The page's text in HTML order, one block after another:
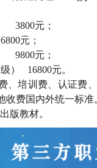
3800元；
6800元；
9800元；
） 16800元。
、培训费、认证费
收费国内外统一标
版教材。